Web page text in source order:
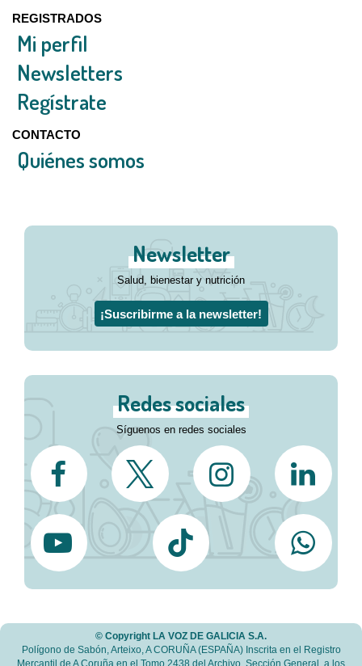
REGISTRADOS
Mi perfil
Newsletters
Regístrate
CONTACTO
Quiénes somos
Newsletter
Salud, bienestar y nutrición
¡Suscribirme a la newsletter!
Redes sociales
Síguenos en redes sociales
© Copyright LA VOZ DE GALICIA S.A.
Polígono de Sabón, Arteixo, A CORUÑA (ESPAÑA) Inscrita en el Registro
Mercantil de A Coruña en el Tomo 2438 del Archivo, Sección General, a los